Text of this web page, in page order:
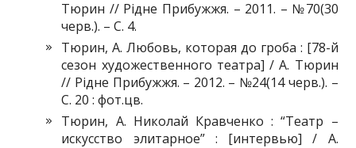
Тюрин // Рідне Прибужжя. – 2011. – №70(30
черв.). – С. 4.
Тюрин, А. Любовь, которая до гроба : [78-й
сезон художественного театра] / А. Тюрин
// Рідне Прибужжя. – 2012. – №24(14 черв.). –
С. 20 : фот.цв.
Тюрин, А. Николай Кравченко : “Театр –
искусство элитарное” : [интервью] / А.